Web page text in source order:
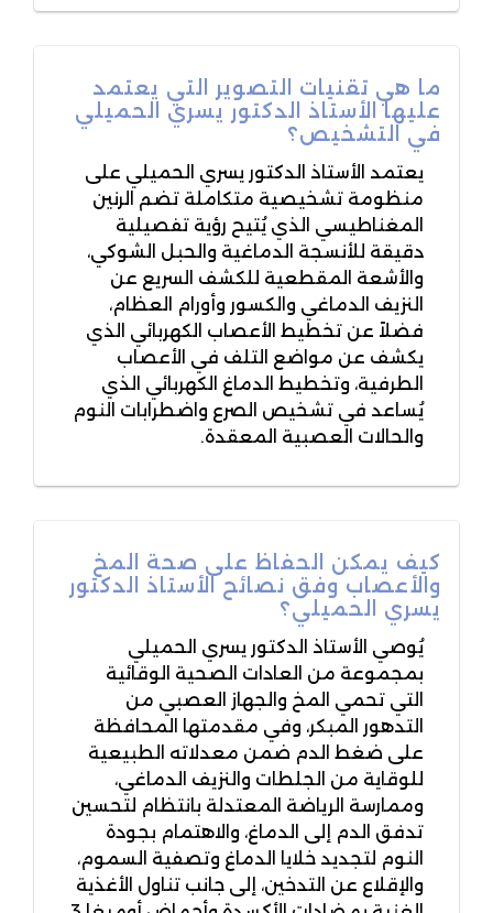
ما هي تقنيات التصوير التي يعتمد
عليها الأستاذ الدكتور يسري الحميلي
في التشخيص؟
يعتمد الأستاذ الدكتور يسري الحميلي على
منظومة تشخيصية متكاملة تضم الرنين
المغناطيسي الذي يُتيح رؤية تفصيلية
دقيقة للأنسجة الدماغية والحبل الشوكي،
والأشعة المقطعية للكشف السريع عن
النزيف الدماغي والكسور وأورام العظام،
فضلاً عن تخطيط الأعصاب الكهربائي الذي
يكشف عن مواضع التلف في الأعصاب
الطرفية، وتخطيط الدماغ الكهربائي الذي
يُساعد في تشخيص الصرع واضطرابات النوم
والحالات العصبية المعقدة.
كيف يمكن الحفاظ على صحة المخ
والأعصاب وفق نصائح الأستاذ الدكتور
يسري الحميلي؟
يُوصي الأستاذ الدكتور يسري الحميلي
بمجموعة من العادات الصحية الوقائية
التي تحمي المخ والجهاز العصبي من
التدهور المبكر، وفي مقدمتها المحافظة
على ضغط الدم ضمن معدلاته الطبيعية
للوقاية من الجلطات والنزيف الدماغي،
وممارسة الرياضة المعتدلة بانتظام لتحسين
تدفق الدم إلى الدماغ، والاهتمام بجودة
النوم لتجديد خلايا الدماغ وتصفية السموم،
والإقلاع عن التدخين، إلى جانب تناول الأغذية